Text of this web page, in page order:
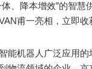
、降本增效”的智慧
甫一亮相，立即收
机器人广泛应用的